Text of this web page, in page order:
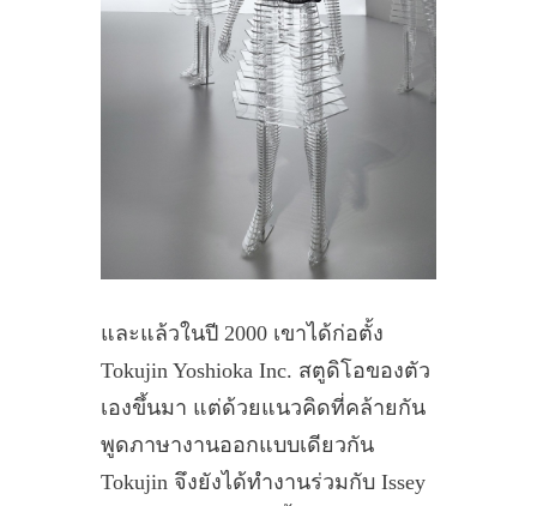
และแล้วในปี 2000 เขาได้ก่อตั้ง
Tokujin Yoshioka Inc. สตูดิโอของตัว
เองขึ้นมา แต่ด้วยแนวคิดที่คล้ายกัน
พูดภาษางานออกแบบเดียวกัน
Tokujin จึงยังได้ทำงานร่วมกับ Issey